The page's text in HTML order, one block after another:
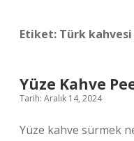
Etiket: Türk kahvesi
Yüze Kahve
Tarih: Aralık 14, 2024
Yüze kahve sürmek